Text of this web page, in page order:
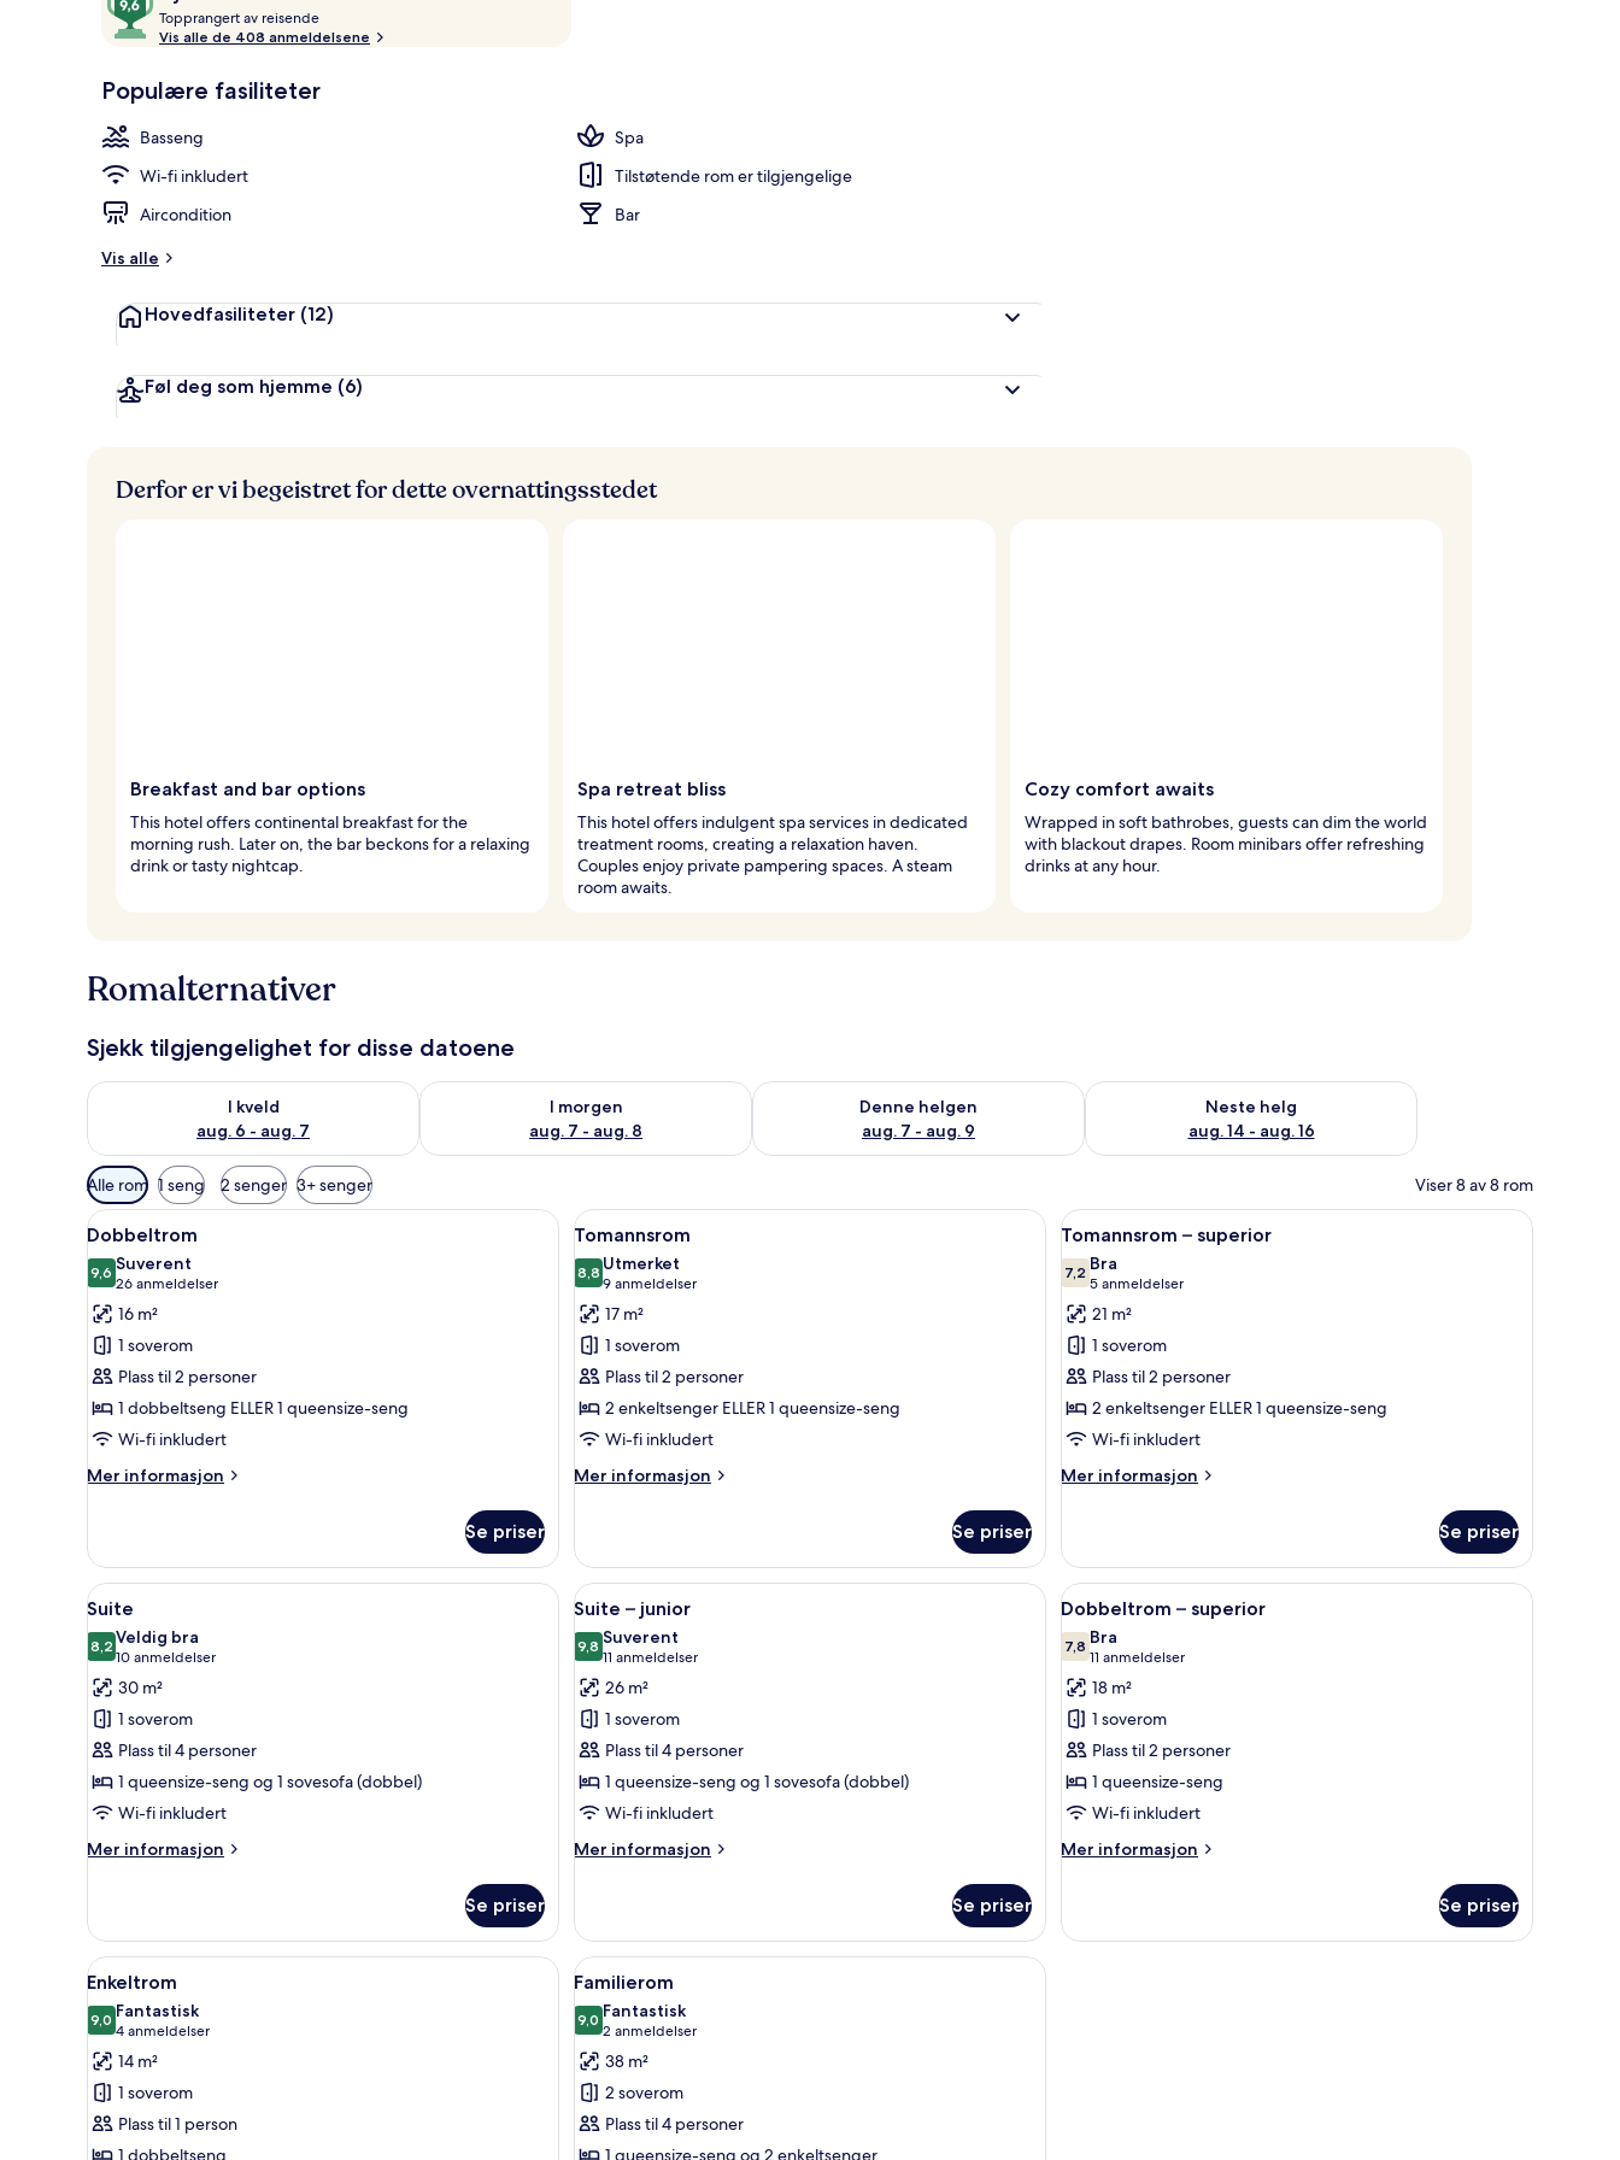
av
10,
Topprangert av reisende
o
v
i
e
Vis alle de 408 anmeldelsene
Populære fasiliteter
Basseng
Spa
Wi-fi inkludert
Tilstøtende rom er tilgjengelige
Aircondition
Bar
Vis alle
Hovedfasiliteter (12)
Føl deg som hjemme (6)
Derfor er vi begeistret for dette overnattingsstedet
Breakfast and bar options
This hotel offers continental breakfast for the
morning rush. Later on, the bar beckons for a relaxing
drink or tasty nightcap.
Spa retreat bliss
This hotel offers indulgent spa services in dedicated
treatment rooms, creating a relaxation haven.
Couples enjoy private pampering spaces. A steam
room awaits.
Cozy comfort awaits
Wrapped in soft bathrobes, guests can dim the world
with blackout drapes. Room minibars offer refreshing
drinks at any hour.
Romalternativer
Sjekk tilgjengelighet for disse datoene
I kveld
aug. 6 - aug. 7
Sjekk tilgjengelighet for i kveld, aug. 6 - aug. 7
I morgen
aug. 7 - aug. 8
Sjekk tilgjengelighet for i morgen, aug. 7 - aug. 8
Denne helgen
aug. 7 - aug. 9
Sjekk tilgjengelighet for denne helgen, aug. 7 - aug. 9
Neste helg
aug. 14 - aug. 16
Sjekk tilgjengelighet for neste helg, aug. 14 - aug. 16
Tilgjengelige
filtre
for
rom
Alle rom 1 seng 2 senger 3+ senger Viser 8 av 8 rom
Åpne
alle
bildene
av
Dobbeltrom
Dobbeltrom | Minibar, safe på rommet, skrivebord og blendingsgardiner
16
Dobbeltrom
9,69,6 av 10
Suverent
26 anmeldelser
(26
anmeldelser)
16 m²
1 soverom
Plass til 2 personer
1 dobbeltseng ELLER 1 queensize-seng
Wi-fi inkludert
Mer informasjon
Mer
Se priser
Åpne
alle
bildene
av
Tomannsrom
Tomannsrom | Minibar, safe på rommet, skrivebord og blendingsgardiner
7
Tomannsrom
8,88,8 av 10
Utmerket
9 anmeldelser
(9
anmeldelser)
17 m²
1 soverom
Plass til 2 personer
2 enkeltsenger ELLER 1 queensize-seng
Wi-fi inkludert
Mer informasjon
Mer
Se priser
Åpne
alle
bildene
av
Tomannsrom
–
superior
Tomannsrom – superior | Minibar, safe på
12
Tomannsrom – superior
7,27,2 av 10
Bra
5 anmeldelser
(5
anmeldelser)
21 m²
1 soverom
Plass til 2 personer
2 enkeltsenger ELLER 1 queensize-seng
Wi-fi inkludert
Mer informasjon
Mer
–
superior
Se priser
Åpne
alle
bildene
av
Suite
Suite | Oppholdsområde | Flatskjerm-TV
13
Suite
8,28,2 av 10
Veldig bra
10 anmeldelser
(10
anmeldelser)
30 m²
1 soverom
Plass til 4 personer
1 queensize-seng og 1 sovesofa (dobbel)
Wi-fi inkludert
Mer informasjon
Mer
Se priser
Åpne
alle
bildene
av
Suite
–
junior
Suite – junior | Minibar, safe på rommet, skrivebord og blendingsgardiner
8
Suite – junior
9,89,8 av 10
Suverent
11 anmeldelser
(11
anmeldelser)
26 m²
1 soverom
Plass til 4 personer
1 queensize-seng og 1 sovesofa (dobbel)
Wi-fi inkludert
Mer informasjon
Mer
–
junior
Se priser
Åpne
alle
bildene
av
Dobbeltrom
–
superior
Dobbeltrom – superior | Minibar, safe på
12
Dobbeltrom – superior
7,87,8 av 10
Bra
11 anmeldelser
(11
anmeldelser)
18 m²
1 soverom
Plass til 2 personer
1 queensize-seng
Wi-fi inkludert
Mer informasjon
Mer
–
Se priser
Åpne
alle
bildene
av
Enkeltrom
Enkeltrom | Minibar, safe på rommet, skrivebord og blendingsgardiner
9
Enkeltrom
9,09,0 av 10
Fantastisk
4 anmeldelser
(4
anmeldelser)
14 m²
1 soverom
Plass til 1 person
1 dobbeltseng
Åpne
alle
bildene
av
Familierom
Familierom | Minibar, safe på rommet, skrivebord og blendingsgardiner
9
Familierom
9,09,0 av 10
Fantastisk
2 anmeldelser
(2
anmeldelser)
38 m²
2 soverom
Plass til 4 personer
1 queensize-seng og 2 enkeltsenger